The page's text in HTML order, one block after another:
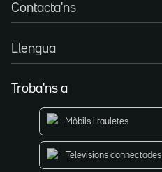
Contacta'ns
Llengua
Troba'ns a
Mòbils i tauletes
Televisions connectades